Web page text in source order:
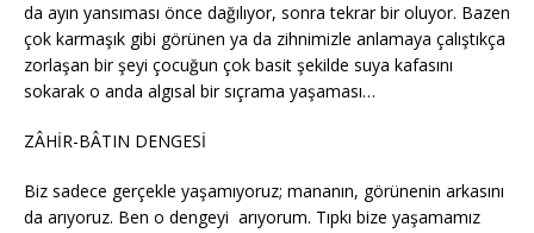
da ayın yansıması önce dağılıyor, sonra tekrar bir oluyor. Bazen
çok karmaşık gibi görünen ya da zihnimizle anlamaya çalıştıkça
zorlaşan bir şeyi çocuğun çok basit şekilde suya kafasını
sokarak o anda algısal bir sıçrama yaşaması…
ZÂHİR-BÂTIN DENGESİ
Biz sadece gerçekle yaşamıyoruz; mananın, görünenin arkasını
da arıyoruz. Ben o dengeyi arıyorum. Tıpkı bize yaşamamız